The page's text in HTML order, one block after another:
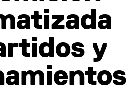
y